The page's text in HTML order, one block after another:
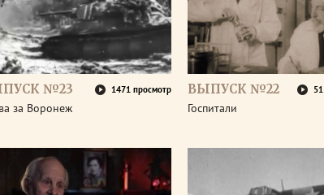
№23 1471 просмотр
за Воронеж
ВЫПУСК №22
Госпитали